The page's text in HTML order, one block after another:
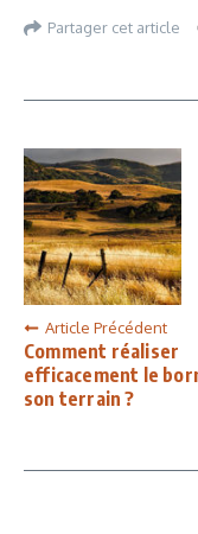
Partager cet article
Article Précédent
Comment réaliser
efficacement le
son terrain ?